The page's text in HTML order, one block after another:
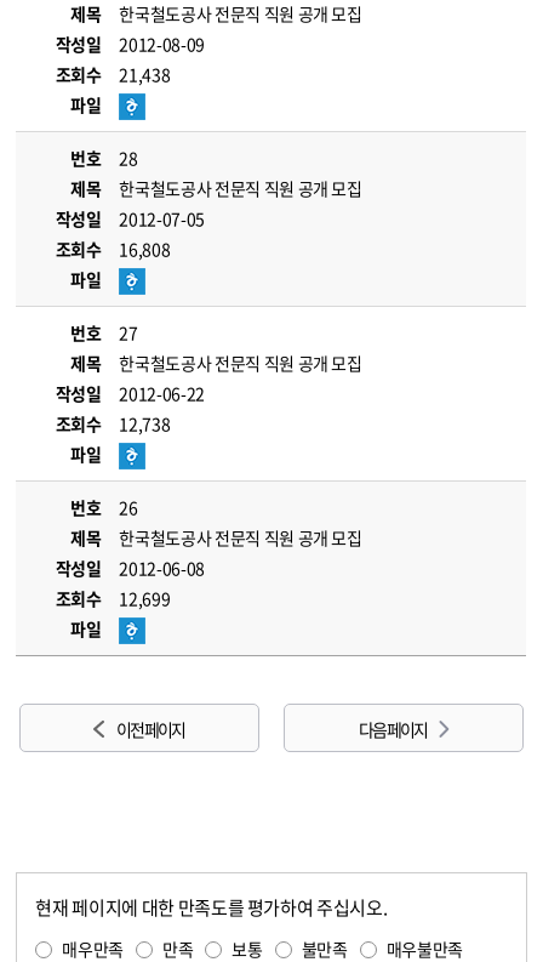
제목
한국철도공사 전문직 직원 공개 모집
작성일
2012-08-09
조회수
21,438
파일
번호
28
제목
한국철도공사 전문직 직원 공개 모집
작성일
2012-07-05
조회수
16,808
파일
번호
27
제목
한국철도공사 전문직 직원 공개 모집
작성일
2012-06-22
조회수
12,738
파일
번호
26
제목
한국철도공사 전문직 직원 공개 모집
작성일
2012-06-08
조회수
12,699
파일
이전 페이지 다음 페이지
현재 페이지에 대한 만족도를 평가하여 주십시오.
매우만족 만족 보통 불만족 매우불만족